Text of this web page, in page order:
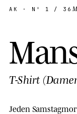
AK · Nº 1 / 36
Man
T-Shirt
Jeden